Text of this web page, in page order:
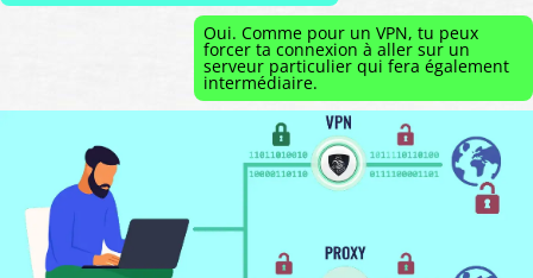
Oui. Comme pour un VPN, tu peux
forcer ta connexion à aller sur un
serveur particulier qui fera également
intermédiaire.